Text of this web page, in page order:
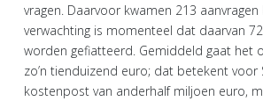
vragen. Daarvoor kwamen 213 aanvragen
verwachting is momenteel dat daarvan
worden gefiatteerd. Gemiddeld gaat het
zo’n tienduizend euro; dat betekent voor
kostenpost van anderhalf miljoen euro,